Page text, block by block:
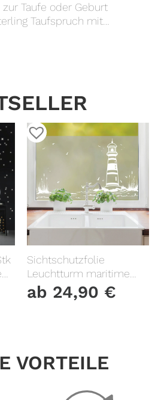
Taufe oder Geburt
Taufspruch mit
Sichtschutzfolie
Leuchtturm maritime
Fensterfolie Fensterdeko
Milchglasfolie
ab 24,90 €
VORTEILE